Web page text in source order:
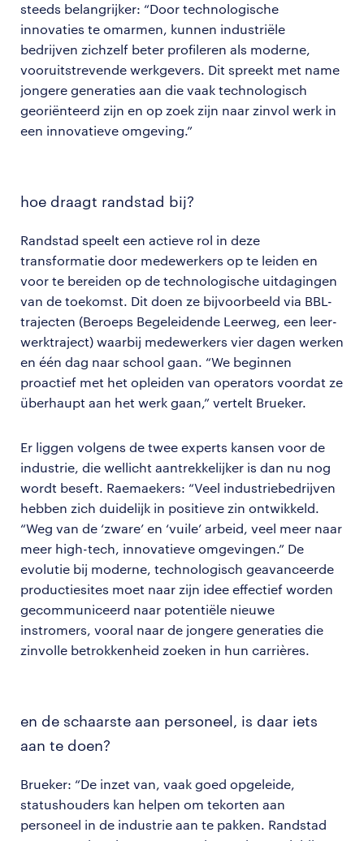
steeds belangrijker: “Door technologische
innovaties te omarmen, kunnen industriële
bedrijven zichzelf beter profileren als moderne,
vooruitstrevende werkgevers. Dit spreekt met name
jongere generaties aan die vaak technologisch
georiënteerd zijn en op zoek zijn naar zinvol werk in
een innovatieve omgeving.”
hoe draagt randstad bij?
Randstad speelt een actieve rol in deze
transformatie door medewerkers op te leiden en
voor te bereiden op de technologische uitdagingen
van de toekomst. Dit doen ze bijvoorbeeld via BBL-
trajecten (Beroeps Begeleidende Leerweg, een leer-
werktraject) waarbij medewerkers vier dagen werken
en één dag naar school gaan. “We beginnen
proactief met het opleiden van operators voordat ze
überhaupt aan het werk gaan,” vertelt Brueker.
Er liggen volgens de twee experts kansen voor de
industrie, die wellicht aantrekkelijker is dan nu nog
wordt beseft. Raemaekers: “Veel industriebedrijven
hebben zich duidelijk in positieve zin ontwikkeld.
“Weg van de ‘zware’ en ‘vuile’ arbeid, veel meer naar
meer high-tech, innovatieve omgevingen.” De
evolutie bij moderne, technologisch geavanceerde
productiesites moet naar zijn idee effectief worden
gecommuniceerd naar potentiële nieuwe
instromers, vooral naar de jongere generaties die
zinvolle betrokkenheid zoeken in hun carrières.
en de schaarste aan personeel, is daar iets
aan te doen?
Brueker: “De inzet van, vaak goed opgeleide,
statushouders kan helpen om tekorten aan
personeel in de industrie aan te pakken. Randstad